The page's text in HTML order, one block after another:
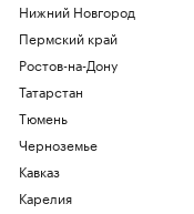
Нижний Новгород
Пермский край
Ростов-на-Дону
Татарстан
Тюмень
Черноземье
Кавказ
Карелия